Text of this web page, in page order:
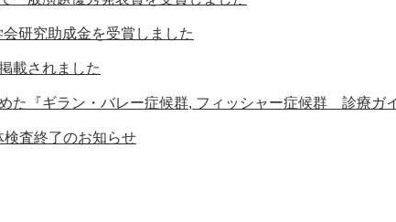
研究助成金を受賞しました
載されました
た『ギラン・バレー症候群, フィッシャー症候群 診療ガ
査終了のお知らせ